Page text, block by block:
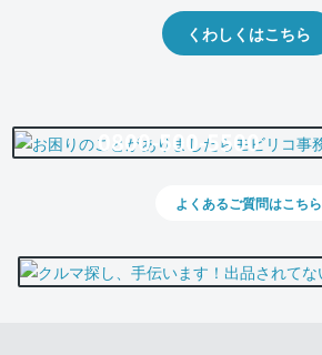
くわしくはこちら
0800-500-5500
よくあるご質問はこちら